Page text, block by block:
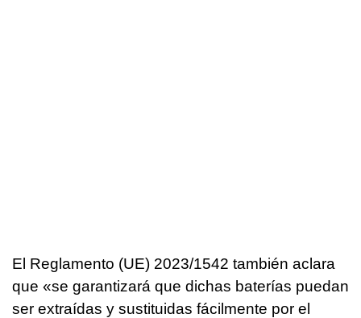
El Reglamento (UE) 2023/1542 también aclara
que «se garantizará que dichas baterías puedan
ser extraídas y sustituidas fácilmente por el